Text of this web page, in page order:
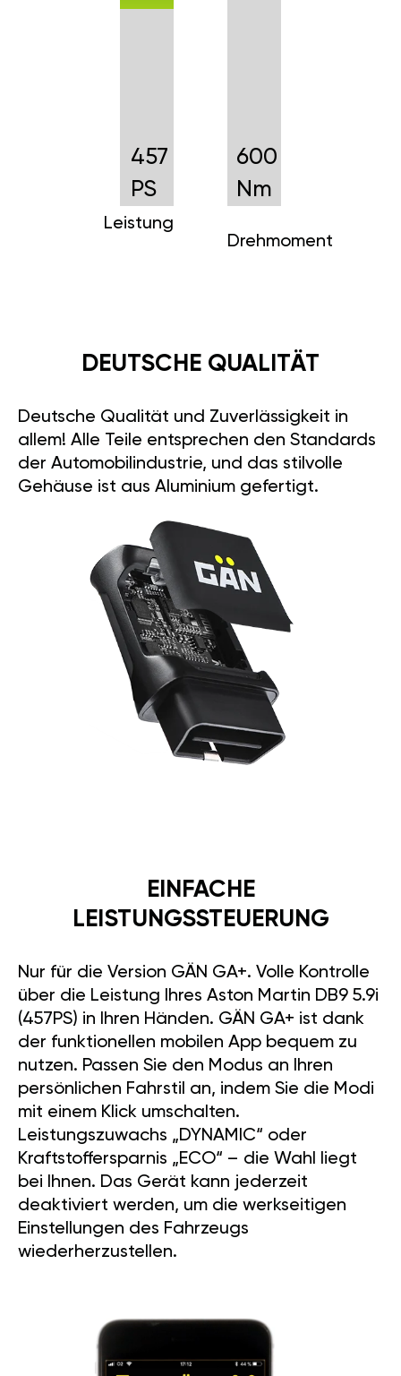
457
PS
Leistung
600
Nm
Drehmoment
DEUTSCHE QUALITÄT
Deutsche Qualität und Zuverlässigkeit in
allem! Alle Teile entsprechen den Standards
der Automobilindustrie, und das stilvolle
Gehäuse ist aus Aluminium gefertigt.
EINFACHE
LEISTUNGSSTEUERUNG
Nur für die Version GÄN GA+. Volle Kontrolle
über die Leistung Ihres Aston Martin DB9 5.9i
(457PS) in Ihren Händen. GÄN GA+ ist dank
der funktionellen mobilen App bequem zu
nutzen. Passen Sie den Modus an Ihren
persönlichen Fahrstil an, indem Sie die Modi
mit einem Klick umschalten.
Leistungszuwachs „DYNAMIC“ oder
Kraftstoffersparnis „ECO“ – die Wahl liegt
bei Ihnen. Das Gerät kann jederzeit
deaktiviert werden, um die werkseitigen
Einstellungen des Fahrzeugs
wiederherzustellen.